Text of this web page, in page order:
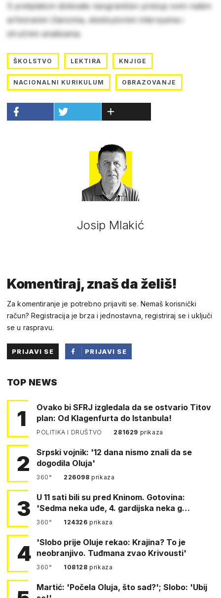
S pretplatom dobivate neograničen pristup svim našim
arhiviranim člancima, ekskluzivnim intervjuima i
stručnim analizama.
ŠKOLSTVO LEKTIRA KNJIGE
NACIONALNI KURIKULUM OBRAZOVANJE
Josip Mlakić
Komentiraj, znaš da želiš!
Za komentiranje je potrebno prijaviti se. Nemaš korisnički
račun? Registracija je brza i jednostavna, registriraj se i uključi
se u raspravu.
PRIJAVI SE
PRIJAVI SE
TOP NEWS
1
Ovako bi SFRJ izgledala da se ostvario Titov
plan: Od Klagenfurta do Istanbula!
POLITIKA I DRUŠTVO 281629 prikaza
2
Srpski vojnik: '12 dana nismo znali da se
dogodila Oluja'
360° 226098prikaza
3
U 11 sati bili su pred Kninom. Gotovina:
'Sedma neka uđe, 4. gardijska neka g…
360° 124326prikaza
4
'Slobo prije Oluje rekao: Krajina? To je
neobranjivo. Tuđmana zvao Krivousti'
360° 108128prikaza
Martić: 'Počela Oluja, što sad?'; Slobo: 'Ubij